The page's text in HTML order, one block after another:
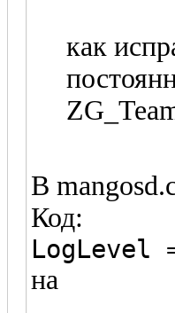
как
В
Код:
LogLevel
на